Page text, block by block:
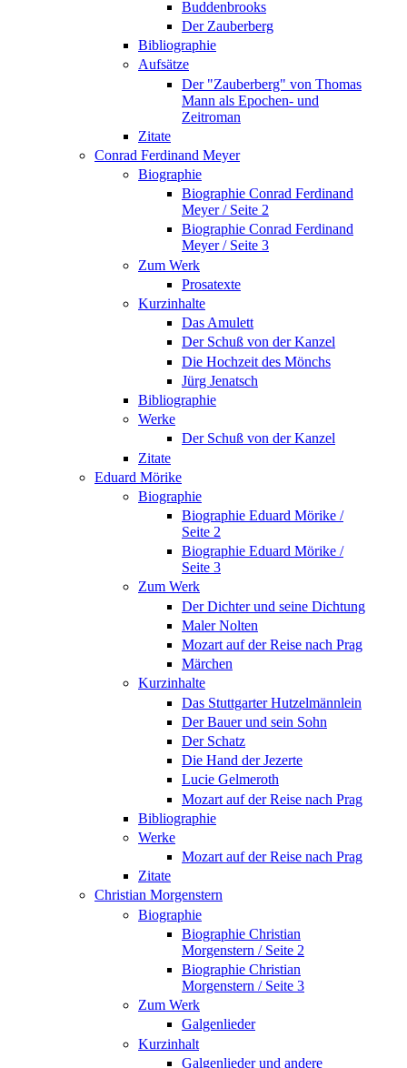
Buddenbrooks
Der Zauberberg
Bibliographie
Aufsätze
Der "Zauberberg" von Thomas
Mann als Epochen- und
Zeitroman
Zitate
Conrad Ferdinand Meyer
Biographie
Biographie Conrad Ferdinand
Meyer / Seite 2
Biographie Conrad Ferdinand
Meyer / Seite 3
Zum Werk
Prosatexte
Kurzinhalte
Das Amulett
Der Schuß von der Kanzel
Die Hochzeit des Mönchs
Jürg Jenatsch
Bibliographie
Werke
Der Schuß von der Kanzel
Zitate
Eduard Mörike
Biographie
Biographie Eduard Mörike /
Seite 2
Biographie Eduard Mörike /
Seite 3
Zum Werk
Der Dichter und seine Dichtung
Maler Nolten
Mozart auf der Reise nach Prag
Märchen
Kurzinhalte
Das Stuttgarter Hutzelmännlein
Der Bauer und sein Sohn
Der Schatz
Die Hand der Jezerte
Lucie Gelmeroth
Mozart auf der Reise nach Prag
Bibliographie
Werke
Mozart auf der Reise nach Prag
Zitate
Christian Morgenstern
Biographie
Biographie Christian
Morgenstern / Seite 2
Biographie Christian
Morgenstern / Seite 3
Zum Werk
Galgenlieder
Kurzinhalt
Galgenlieder und andere